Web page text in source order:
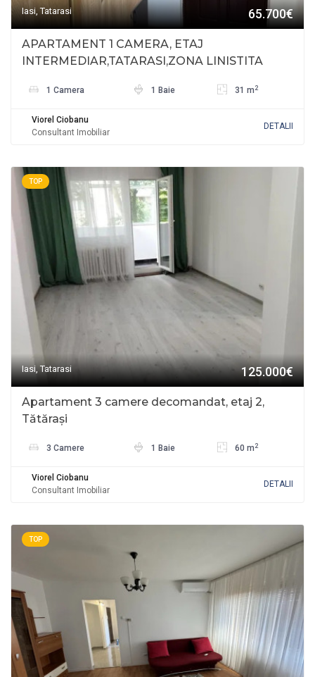
Iasi, Tatarasi 65.700€
APARTAMENT 1 CAMERA, ETAJ
INTERMEDIAR,TATARASI,ZONA LINISTITA
1 Camera 1 Baie 31 m 2
Viorel Ciobanu
Consultant Imobiliar
DETALII
TOP
Iasi, Tatarasi 125.000€
Apartament 3 camere decomandat, etaj 2,
Tătărași
3 Camere 1 Baie 60 m 2
Viorel Ciobanu
Consultant Imobiliar
DETALII
TOP